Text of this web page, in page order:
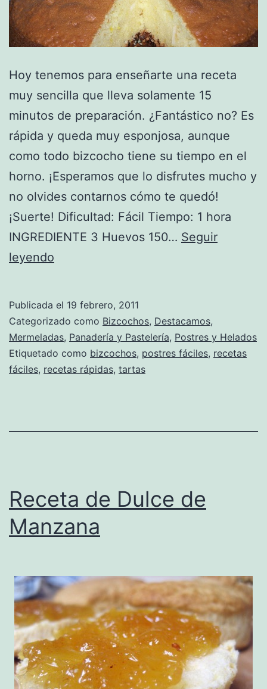
Hoy tenemos para enseñarte una receta
muy sencilla que lleva solamente 15
minutos de preparación. ¿Fantástico no? Es
rápida y queda muy esponjosa, aunque
como todo bizcocho tiene su tiempo en el
horno. ¡Esperamos que lo disfrutes mucho y
no olvides contarnos cómo te quedó!
¡Suerte! Dificultad: Fácil Tiempo: 1 hora
INGREDIENTE 3 Huevos 150… Seguir
leyendo
en
15
minutos
Publicada el 19 febrero, 2011
Categorizado como Bizcochos, Destacamos,
Mermeladas, Panadería y Pastelería, Postres y Helados
Etiquetado como bizcochos, postres fáciles, recetas
fáciles, recetas rápidas, tartas
Receta de Dulce de
Manzana